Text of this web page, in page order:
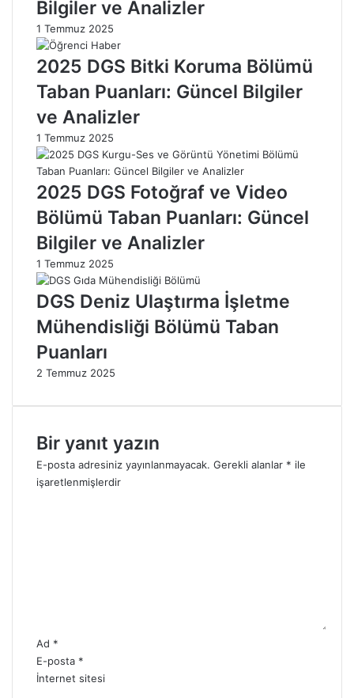
i
M
ü
h
n
d
l
ğ
i
l
ü
m
G
i
r
i
n
l
b
P
a
H
a
k
n
d
B
2
Bilgiler ve Analizler
1 Temmuz 2025
2025 DGS Bitki Koruma Bölümü
Taban Puanları: Güncel Bilgiler
ve Analizler
1 Temmuz 2025
2025 DGS Fotoğraf ve Video
Bölümü Taban Puanları: Güncel
Bilgiler ve Analizler
1 Temmuz 2025
DGS Deniz Ulaştırma İşletme
Mühendisliği Bölümü Taban
Puanları
2 Temmuz 2025
Bir yanıt yazın
E-posta adresiniz yayınlanmayacak. Gerekli alanlar * ile
işaretlenmişlerdir
Ad *
E-posta *
İnternet sitesi